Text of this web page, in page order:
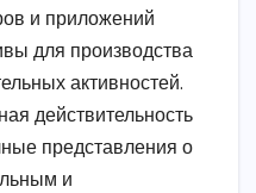
и приложений
для производства
активностей.
действительность
представления о
и